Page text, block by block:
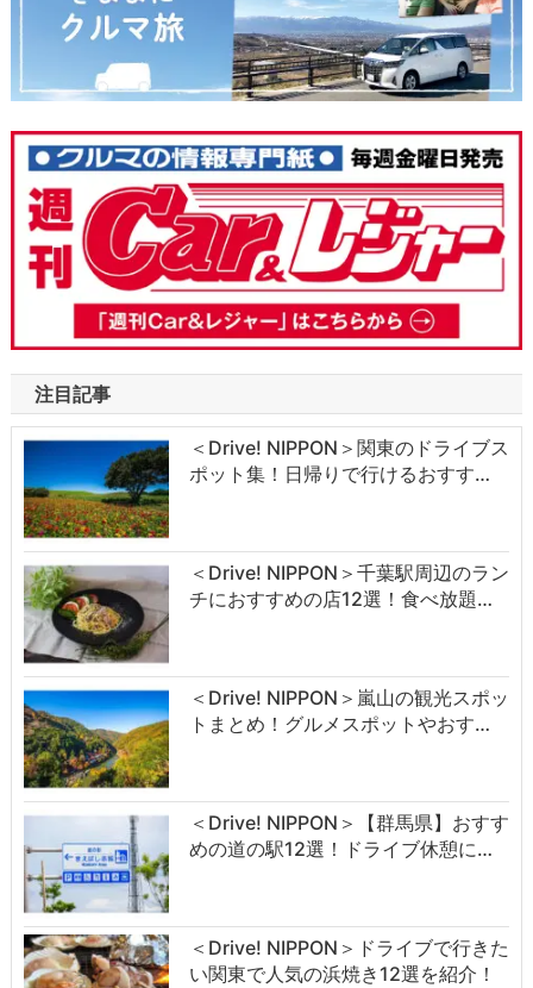
注目記事
＜Drive! NIPPON＞関東のドライブス
ポット集！日帰りで行けるおすす…
＜Drive! NIPPON＞千葉駅周辺のラン
チにおすすめの店12選！食べ放題…
＜Drive! NIPPON＞嵐山の観光スポッ
トまとめ！グルメスポットやおす…
＜Drive! NIPPON＞【群馬県】おすす
めの道の駅12選！ドライブ休憩に…
＜Drive! NIPPON＞ドライブで行きた
い関東で人気の浜焼き12選を紹介！